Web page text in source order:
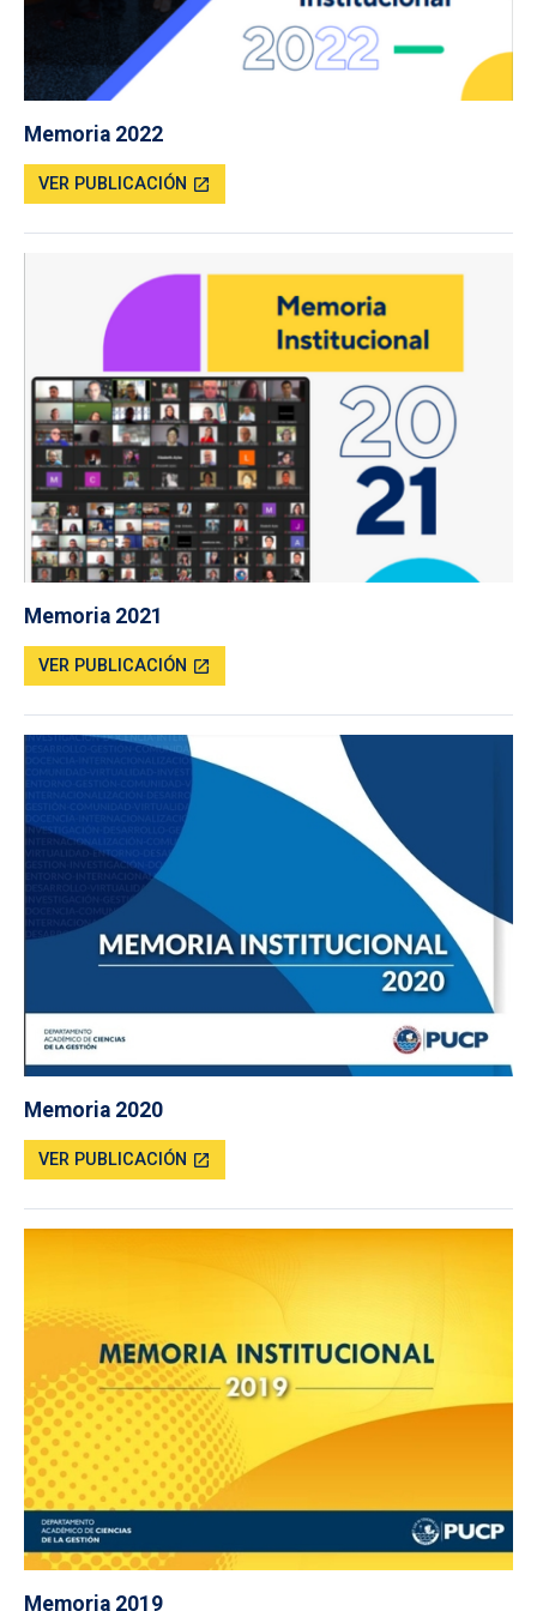
Memoria 2022
VER PUBLICACIÓN open_in_new
Memoria 2021
VER PUBLICACIÓN open_in_new
Memoria 2020
VER PUBLICACIÓN open_in_new
Memoria 2019